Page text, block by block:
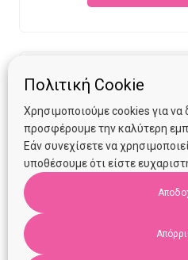
Πολιτική Cookie
Χρησιμοποιούμε cookies για να
προσφέρουμε την καλύτερη
Εάν συνεχίσετε να
υποθέσουμε ότι είστε